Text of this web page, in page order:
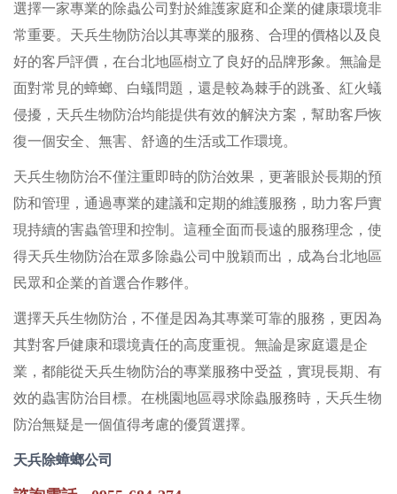
選擇一家專業的除蟲公司對於維護家庭和企業的健康環境非
常重要。天兵生物防治以其專業的服務、合理的價格以及良
好的客戶評價，在台北地區樹立了良好的品牌形象。無論是
面對常見的蟑螂、白蟻問題，還是較為棘手的跳蚤、紅火蟻
侵擾，天兵生物防治均能提供有效的解決方案，幫助客戶恢
復一個安全、無害、舒適的生活或工作環境。
天兵生物防治不僅注重即時的防治效果，更著眼於長期的預
防和管理，通過專業的建議和定期的維護服務，助力客戶實
現持續的害蟲管理和控制。這種全面而長遠的服務理念，使
得天兵生物防治在眾多除蟲公司中脫穎而出，成為台北地區
民眾和企業的首選合作夥伴。
選擇天兵生物防治，不僅是因為其專業可靠的服務，更因為
其對客戶健康和環境責任的高度重視。無論是家庭還是企
業，都能從天兵生物防治的專業服務中受益，實現長期、有
效的蟲害防治目標。在桃園地區尋求除蟲服務時，天兵生物
防治無疑是一個值得考慮的優質選擇。
天兵除蟑螂公司